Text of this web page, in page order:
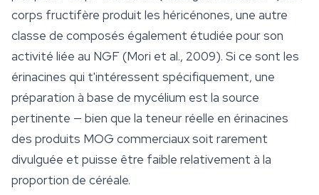
corps fructifère produit les héricénones, une autre
classe de composés également étudiée pour son
activité liée au NGF (Mori et al., 2009). Si ce sont les
érinacines qui t'intéressent spécifiquement, une
préparation à base de mycélium est la source
pertinente — bien que la teneur réelle en érinacines
des produits MOG commerciaux soit rarement
divulguée et puisse être faible relativement à la
proportion de céréale.